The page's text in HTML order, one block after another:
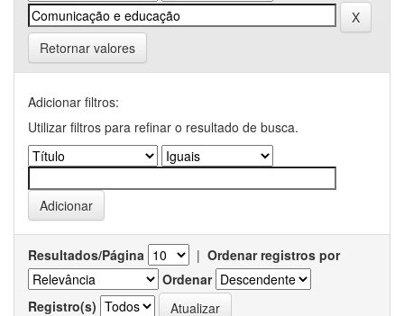
Retornar valores
Adicionar filtros:
Utilizar filtros para refinar o resultado de busca.
Resultados/Página | Ordenar registros por
Ordenar
Registro(s)